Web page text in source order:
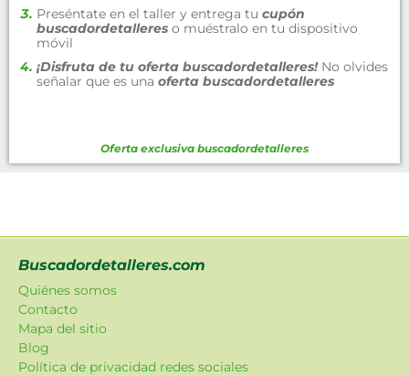
Preséntate en el taller y entrega tu cupón
buscadordetalleres o muéstralo en tu dispositivo
móvil
¡Disfruta de tu oferta buscadordetalleres!No olvides
señalar que es una oferta buscadordetalleres
Oferta exclusiva buscadordetalleres
Buscadordetalleres.com
Quiénes somos
Contacto
Mapa del sitio
Blog
Política de privacidad redes sociales